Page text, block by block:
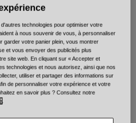
Tableau des tailles
technologies pour optimiser votre
à nous souvenir de vous, à personnaliser
garder votre panier plein, vous montrer
et vous envoyer des publicités plus
site web. En cliquant sur « Accepter et
technologies et nous autorisez, ainsi que nos
utiliser et partager des informations sur
de personnaliser votre expérience et votre
en savoir plus ? Consultez notre